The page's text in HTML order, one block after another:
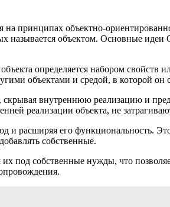
на принципах объектно-
называется объектом. Основные
определяется набором свойств
объектами и средой, в которой он
внутреннюю реализацию и
реализации объекта, не
и расширяя его функциональность.
собственные.
под собственные нужды, что